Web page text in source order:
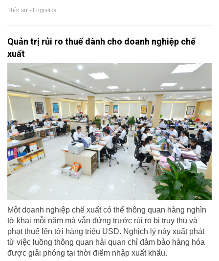
Thời sự - Logistics
Quản trị rủi ro thuế dành cho doanh nghiệp chế
xuất
Một doanh nghiệp chế xuất có thể thông quan hàng nghìn
tờ khai mỗi năm mà vẫn đứng trước rủi ro bị truy thu và
phạt thuế lên tới hàng triệu USD. Nghịch lý này xuất phát
từ việc luồng thông quan hải quan chỉ đảm bảo hàng hóa
được giải phóng tại thời điểm nhập xuất khẩu.